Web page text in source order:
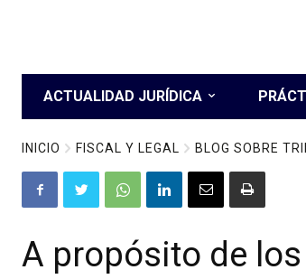
ACTUALIDAD JURÍDICA
INICIO FISCAL Y LEGAL BLOG SOBRE
A propósito de